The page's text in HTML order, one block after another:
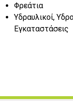
Φρεάτια
Υδραυλικοί,
Εγκαταστάσεις